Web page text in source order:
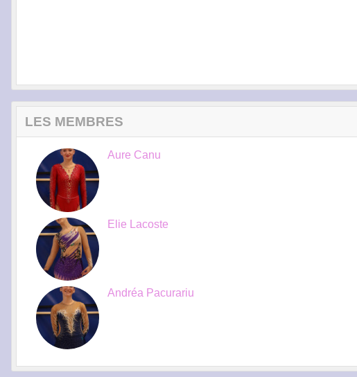
LES MEMBRES
Aure Canu
Elie Lacoste
Andréa Pacurariu